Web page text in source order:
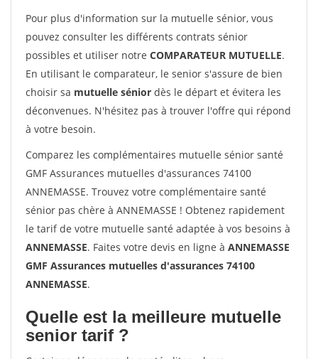
Pour plus d'information sur la mutuelle sénior, vous
pouvez consulter les différents contrats sénior
possibles et utiliser notre COMPARATEUR MUTUELLE.
En utilisant le comparateur, le senior s'assure de bien
choisir sa mutuelle sénior dès le départ et évitera les
déconvenues. N'hésitez pas à trouver l'offre qui répond
à votre besoin.
Comparez les complémentaires mutuelle sénior santé
GMF Assurances mutuelles d'assurances 74100
ANNEMASSE. Trouvez votre complémentaire santé
sénior pas chère à ANNEMASSE ! Obtenez rapidement
le tarif de votre mutuelle santé adaptée à vos besoins à
ANNEMASSE. Faites votre devis en ligne à ANNEMASSE
GMF Assurances mutuelles d'assurances 74100
ANNEMASSE.
Quelle est la meilleure mutuelle
senior tarif ?